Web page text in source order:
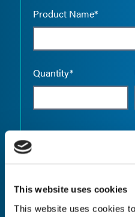
This website uses cookies
This website uses cookies
Product Name*
Quantity*
Quantity*